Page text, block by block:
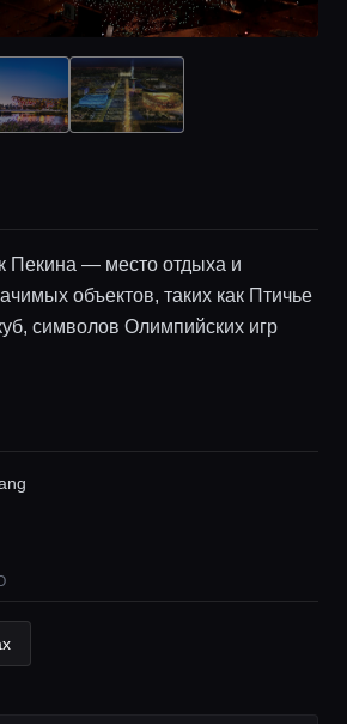
Пекина — место отдыха и
объектов, таких как Птичье
символов Олимпийских игр